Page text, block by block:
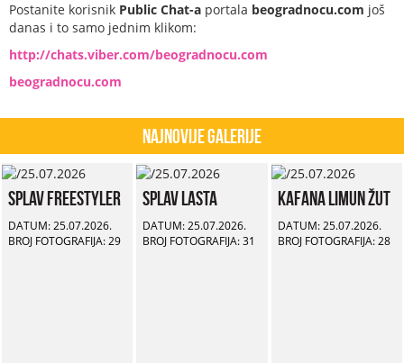
Postanite korisnik Public Chat-a portala beogradnocu.com još
danas i to samo jednim klikom:
http://chats.viber.com/beogradnocu.com
beogradnocu.com
Najnovije Galerije
Splav Freestyler
DATUM: 25.07.2026.
BROJ FOTOGRAFIJA: 29
Splav Lasta
DATUM: 25.07.2026.
BROJ FOTOGRAFIJA: 31
Kafana Limun Žut
DATUM: 25.07.2026.
BROJ FOTOGRAFIJA: 28